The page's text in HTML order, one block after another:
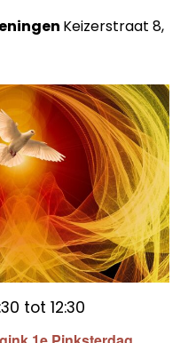
Keizerstraat 8,
tot 12:30